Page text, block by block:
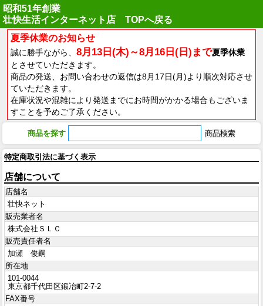
昭和51年創業
壮快生活インターネット店 TOPへ戻る
夏季休業のお知らせ
誠に勝手ながら、 8月13日(木)～8月16日(日)まで夏季休業
とさせていただきます。
商品の発送、お問い合わせの返信は8月17日(月)より順次対応させ
ていただきます。
在庫状況や混雑により発送までにお時間がかかる場合もございま
すことを予めご了承ください。
商品を探す
特定商取引法に基づく表示
店舗について
店舗名
壮快ネット
販売業者名
株式会社ＳＬＣ
販売責任者名
加瀬 俊嗣
所在地
101-0044
東京都千代田区鍛冶町2-7-2
FAX番号